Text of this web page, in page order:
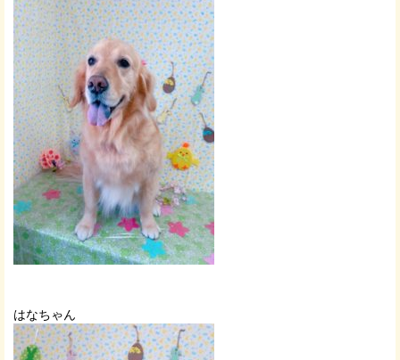
はなちゃん